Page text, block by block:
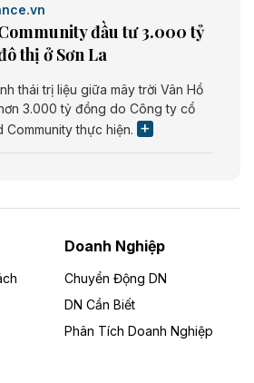
đầu tư 3.000 tỷ
thị ở Sơn La
thái trị liệu giữa mây trời Vân Hồ
3.000 tỷ đồng do Công ty cổ
Community thực hiện.
rác và phát điện Bắc Giang do
lượng môi trường Bắc Giang làm
mở rộng ‘hệ sinh thái’
Doanh Nghiệp
Chuyển Động DN
DN Cần Biết
Phân Tích Doanh Nghiệp